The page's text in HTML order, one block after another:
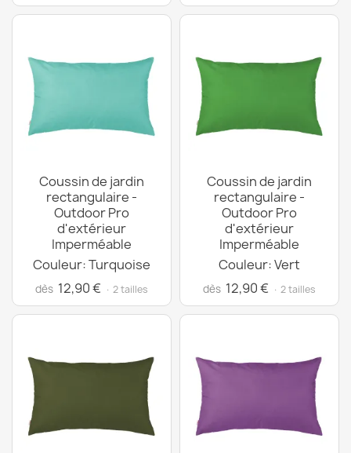
Coussin de jardin
rectangulaire -
Outdoor Pro
d'extérieur
Imperméable
Couleur: Turquoise
dès 12,90 € · 2 tailles
Coussin de jardin
rectangulaire -
Outdoor Pro
d'extérieur
Imperméable
Couleur: Vert
dès 12,90 € · 2 tailles